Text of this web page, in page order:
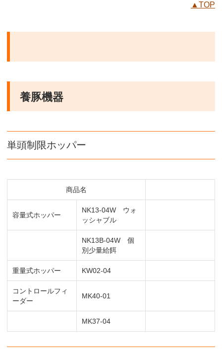
▲TOP
養豚機器
単頭制限ホッパー
商品名
容量式ホッパー
NK13-04W ウォ
ッシャブル
NK13B-04W 個
別少量給餌
重量式ホッパー KW02-04
コントロールフィ
ーダー
MK40-01
MK37-04